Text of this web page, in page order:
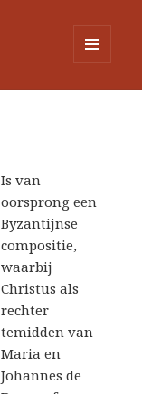
Is van
oorsprong een
Byzantijnse
compositie,
waarbij
Christus als
rechter
temidden van
Maria en
Johannes de